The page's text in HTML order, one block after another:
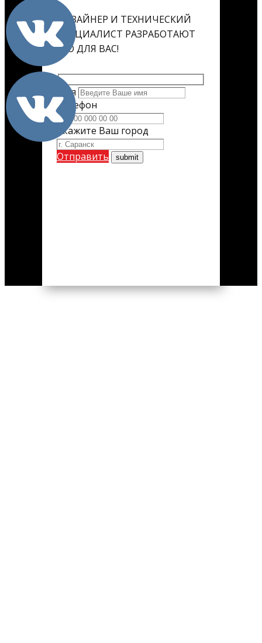
ДИЗАЙНЕР И ТЕХНИЧЕСКИЙ
СПЕЦИАЛИСТ РАЗРАБОТАЮТ
ЕГО ДЛЯ ВАС!
Имя
Телефон
Укажите Ваш город
Отправить